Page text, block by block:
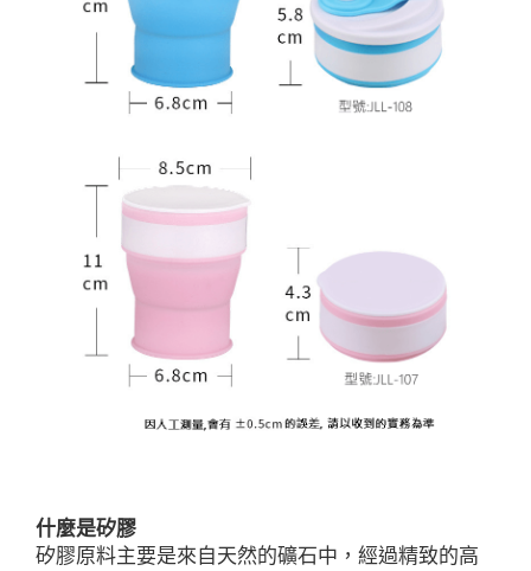
什麼是矽膠
矽膠原料主要是來自天然的礦石中，經過精致的高